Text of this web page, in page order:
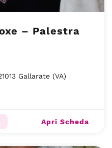
– Palestra
Gallarate (VA)
Apri Scheda